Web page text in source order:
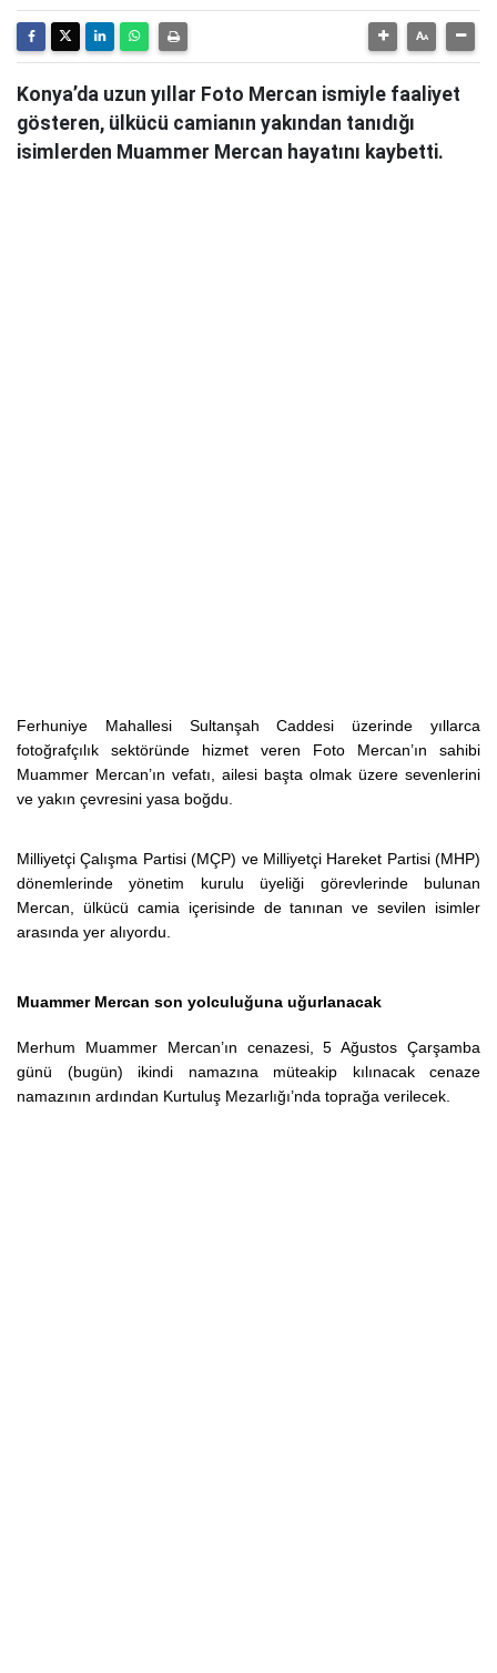
Konya’da uzun yıllar Foto Mercan ismiyle faaliyet
gösteren, ülkücü camianın yakından tanıdığı
isimlerden Muammer Mercan hayatını kaybetti.
Ferhuniye Mahallesi Sultanşah Caddesi üzerinde yıllarca
fotoğrafçılık sektöründe hizmet veren Foto Mercan’ın sahibi
Muammer Mercan’ın vefatı, ailesi başta olmak üzere sevenlerini
ve yakın çevresini yasa boğdu.
Milliyetçi Çalışma Partisi (MÇP) ve Milliyetçi Hareket Partisi (MHP)
dönemlerinde yönetim kurulu üyeliği görevlerinde bulunan
Mercan, ülkücü camia içerisinde de tanınan ve sevilen isimler
arasında yer alıyordu.
Muammer Mercan son yolculuğuna uğurlanacak
Merhum Muammer Mercan’ın cenazesi, 5 Ağustos Çarşamba
günü (bugün) ikindi namazına müteakip kılınacak cenaze
namazının ardından Kurtuluş Mezarlığı’nda toprağa verilecek.